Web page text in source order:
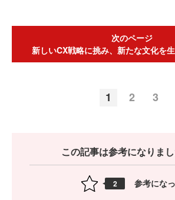
次のページ
新しいCX戦略に挑み、新たな文化を
1 2 3
この記事は参考になりま
2 参考にな